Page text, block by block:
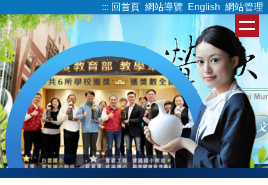
到
主
要
內
容
區
::: 回首頁 網站導覽 English 網站管理